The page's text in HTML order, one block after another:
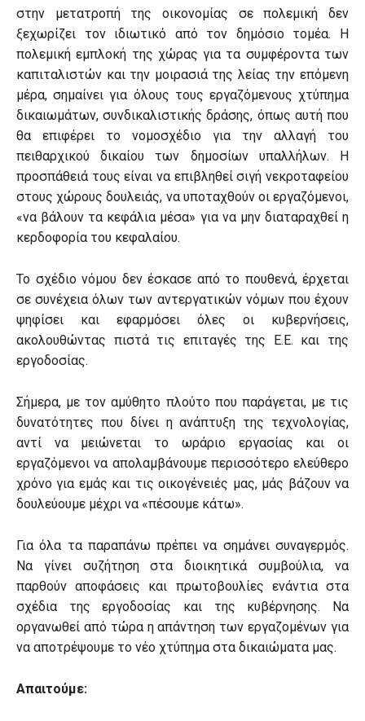
στην μετατροπή της οικονομίας σε πολεμική δεν
ξεχωρίζει τον ιδιωτικό από τον δημόσιο τομέα. Η
πολεμική εμπλοκή της χώρας για τα συμφέροντα των
καπιταλιστών και την μοιρασιά της λείας την επόμενη
μέρα, σημαίνει για όλους τους εργαζόμενους χτύπημα
δικαιωμάτων, συνδικαλιστικής δράσης, όπως αυτή που
θα επιφέρει το νομοσχέδιο για την αλλαγή του
πειθαρχικού δικαίου των δημοσίων υπαλλήλων. Η
προσπάθειά τους είναι να επιβληθεί σιγή νεκροταφείου
στους χώρους δουλειάς, να υποταχθούν οι εργαζόμενοι,
«να βάλουν τα κεφάλια μέσα» για να μην διαταραχθεί η
κερδοφορία του κεφαλαίου.
Το σχέδιο νόμου δεν έσκασε από το πουθενά, έρχεται
σε συνέχεια όλων των αντεργατικών νόμων που έχουν
ψηφίσει και εφαρμόσει όλες οι κυβερνήσεις,
ακολουθώντας πιστά τις επιταγές της Ε.Ε. και της
εργοδοσίας.
Σήμερα, με τον αμύθητο πλούτο που παράγεται, με τις
δυνατότητες που δίνει η ανάπτυξη της τεχνολογίας,
αντί να μειώνεται το ωράριο εργασίας και οι
εργαζόμενοι να απολαμβάνουμε περισσότερο ελεύθερο
χρόνο για εμάς και τις οικογένειές μας, μάς βάζουν να
δουλεύουμε μέχρι να «πέσουμε κάτω».
Για όλα τα παραπάνω πρέπει να σημάνει συναγερμός.
Να γίνει συζήτηση στα διοικητικά συμβούλια, να
παρθούν αποφάσεις και πρωτοβουλίες ενάντια στα
σχέδια της εργοδοσίας και της κυβέρνησης. Να
οργανωθεί από τώρα η απάντηση των εργαζομένων για
να αποτρέψουμε το νέο χτύπημα στα δικαιώματα μας.
Απαιτούμε: